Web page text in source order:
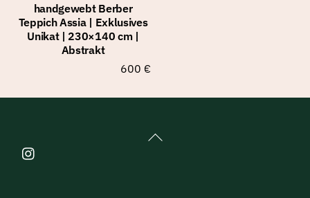
handgewebt Berber
Teppich Assia | Exklusives
Unikat | 230×140 cm |
Abstrakt
600 €
Back